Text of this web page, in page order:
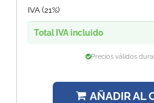
IVA (21%)
Total IVA incluido
Precios válidos
AÑADIR AL